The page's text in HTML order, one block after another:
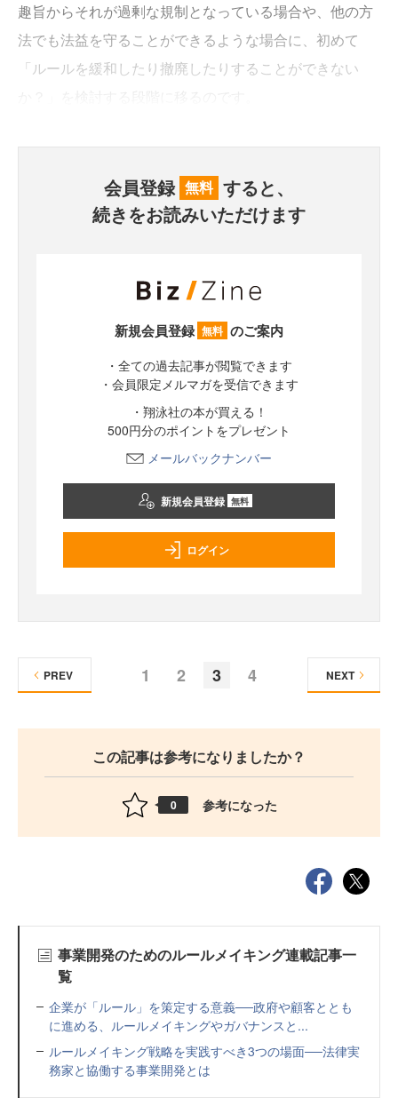
趣旨からそれが過剰な規制となっている場合や、他の方
法でも法益を守ることができるような場合に、初めて
「ルールを緩和したり撤廃したりすることができない
会員登録 無料 すると、
続きをお読みいただけます
新規会員登録 無料 のご案内
・全ての過去記事が閲覧できます
・会員限定メルマガを受信できます
・翔泳社の本が買える！
500円分のポイントをプレゼント
メールバックナンバー
新規会員登録 無料
ログイン
1 2 3 4
PREV NEXT
この記事は参考になりましたか？
0 参考になった
事業開発のためのルールメイキング連載記事一
覧
企業が「ルール」を策定する意義──政府や顧客ととも
に進める、ルールメイキングやガバナンスと...
ルールメイキング戦略を実践すべき3つの場面──法律実
務家と協働する事業開発とは